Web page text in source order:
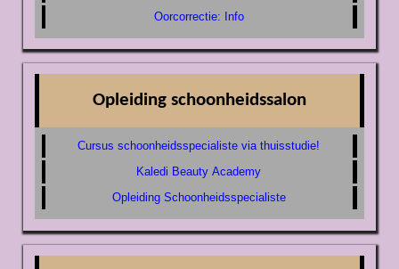
Oorcorrectie: Info
Opleiding schoonheidssalon
Cursus schoonheidsspecialiste via thuisstudie!
Kaledi Beauty Academy
Opleiding Schoonheidsspecialiste